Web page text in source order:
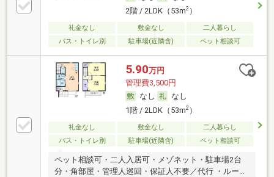
2階 / 2LDK（53m2）
礼金なし 敷金なし
二人暮らし
バス・トイレ別
駐車場(近隣含) ペット相談可
5.90万円
管理費3,500円
なし
なし
1階 / 2LDK（53m2）
礼金なし 敷金なし
二人暮らし
バス・トイレ別
駐車場(近隣含) ペット相談可
ペット相談可・二人入居可・メゾネット・駐車場2台
分・角部屋・管理人巡回・保証人不要／代行 ・ルーム